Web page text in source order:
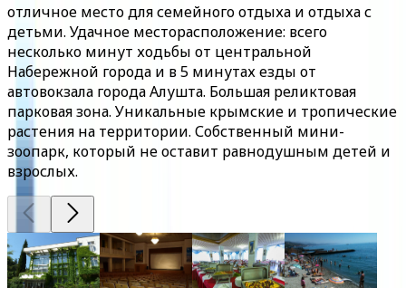
отличное место для семейного отдыха и отдыха с
детьми. Удачное месторасположение: всего
несколько минут ходьбы от центральной
Набережной города и в 5 минутах езды от
автовокзала города Алушта. Большая реликтовая
парковая зона. Уникальные крымские и тропические
растения на территории. Собственный мини-
зоопарк, который не оставит равнодушным детей и
взрослых.